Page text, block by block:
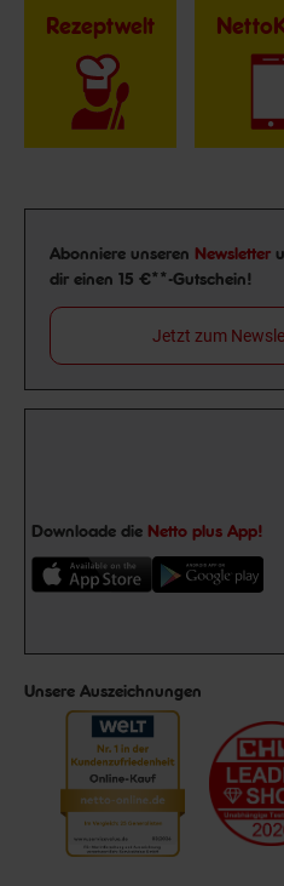
Rezeptwelt
Newsletter Anmeldung
Abonniere unseren Newsletter
dir einen 15 €**-Gutschein!
Jetzt zum
Downloade die Netto plus App!
Unsere Auszeichnungen